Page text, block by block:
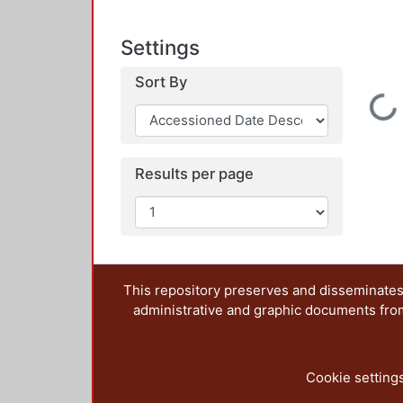
Settings
Sort By
Results per page
Loading...
This repository preserves and
administrative and graphic documents
Cookie